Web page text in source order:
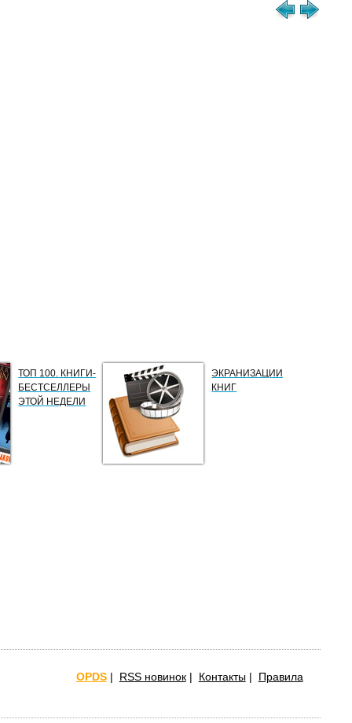
ТОП 100. КНИГИ-
БЕСТСЕЛЛЕРЫ
ЭТОЙ НЕДЕЛИ
ЭКРАНИЗАЦИИ
КНИГ
OPDS| RSS новинок| Контакты| Правила